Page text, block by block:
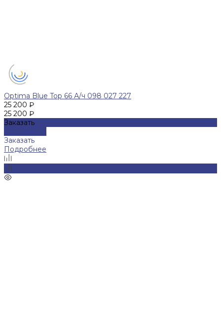
Optima Blue Top 66 А/ч 098 027 227
25 200 ₽
25 200 ₽
Заказать
Заказать
Подробнее